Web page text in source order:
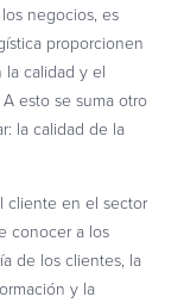
negocios, es
proporcionen
calidad y el
esto se suma otro
la calidad de la
cliente en el sector
conocer a los
de los clientes, la
y la